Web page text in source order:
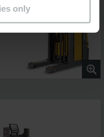
only